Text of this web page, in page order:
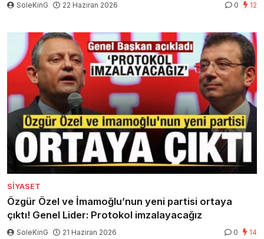
SoleKinG 22 Haziran 2026 0 12
SIYASET
Özgür Özel ve İmamoğlu’nun yeni partisi ortaya
çıktı! Genel Lider: Protokol imzalayacağız
SoleKinG 21 Haziran 2026 0 14